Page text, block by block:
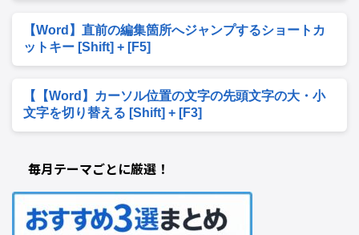
【Word】直前の編集箇所へジャンプするショートカ
ットキー [Shift] + [F5]
【【Word】カーソル位置の文字の先頭文字の大・小
文字を切り替える [Shift] + [F3]
毎月テーマごとに厳選！